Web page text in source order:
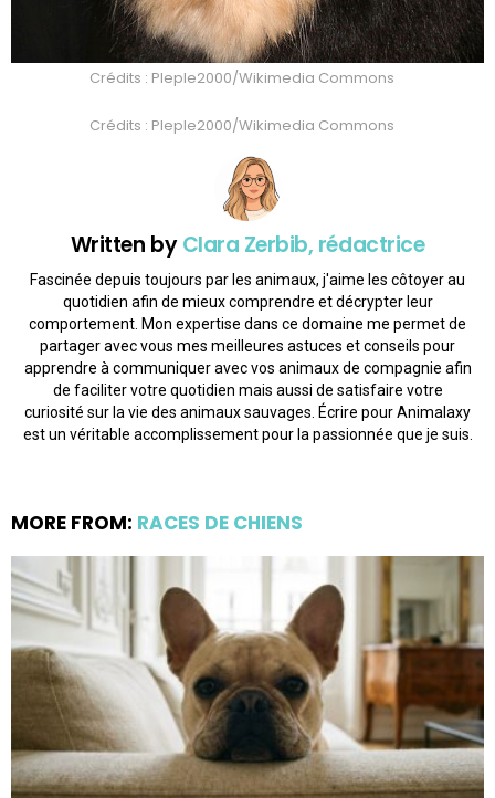
Crédits : Pleple2000/Wikimedia Commons
Crédits : Pleple2000/Wikimedia Commons
Written byClara Zerbib, rédactrice
Fascinée depuis toujours par les animaux, j'aime les côtoyer au
quotidien afin de mieux comprendre et décrypter leur
comportement. Mon expertise dans ce domaine me permet de
partager avec vous mes meilleures astuces et conseils pour
apprendre à communiquer avec vos animaux de compagnie afin
de faciliter votre quotidien mais aussi de satisfaire votre
curiosité sur la vie des animaux sauvages. Écrire pour Animalaxy
est un véritable accomplissement pour la passionnée que je suis.
MORE FROM: RACES DE CHIENS